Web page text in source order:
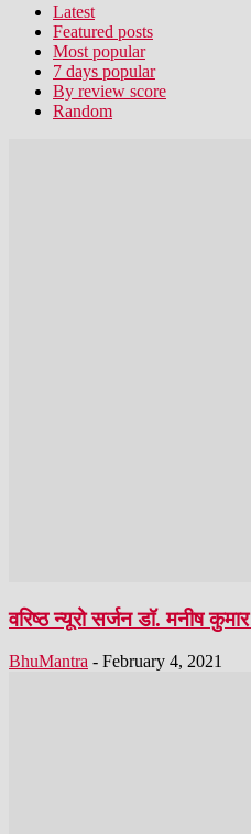
Latest
Featured posts
Most popular
7 days popular
By review score
Random
वरिष्ठ न्यूरो सर्जन डॉ. मनीष
BhuMantra - February 4, 2021